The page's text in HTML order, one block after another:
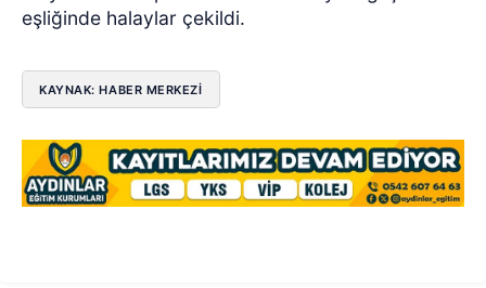
eşliğinde halaylar çekildi.
KAYNAK: HABER MERKEZİ